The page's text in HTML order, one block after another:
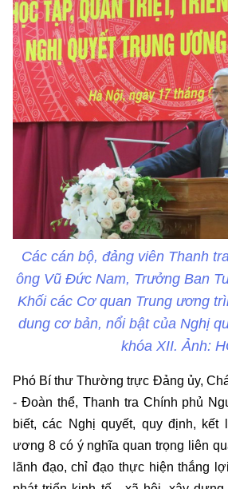
Các cán bộ, đảng viên Thanh
ông Vũ Đức Nam, Trưởng Ban
Khối các Cơ quan Trung ương
dung cơ bản, nổi bật của Nghị
khóa XII. Ảnh:
Phó Bí thư Thường trực Đảng ủy,
- Đoàn thể, Thanh tra Chính phủ
biết, các Nghị quyết, quy định, kết
ương 8 có ý nghĩa quan trọng liên
lãnh đạo, chỉ đạo thực hiện thắng